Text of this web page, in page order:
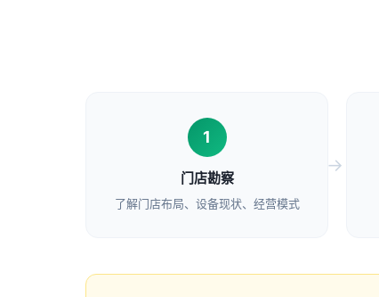
1
门店勘察
了解门店布局、设备现状、经营模式